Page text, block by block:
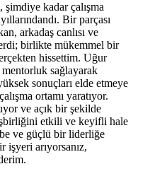
kadar çalışma
Bir parçası
arkadaş canlısı ve
birlikte mükemmel bir
hissettim. Uğur
sağlayarak
sonuçları elde etmeye
ortamı yaratıyor.
ve açık bir şekilde
etkili ve keyifli hale
ve güçlü bir liderliğe
işyeri arıyorsanız,